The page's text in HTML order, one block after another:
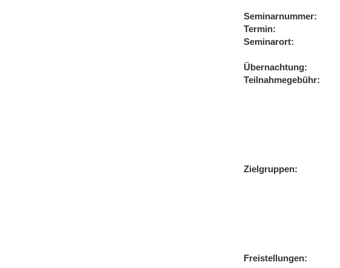
Seminarnummer
Termin
Seminarort
Übernachtung
Teilnahmegebühr
Zielgruppen
Freistellungen